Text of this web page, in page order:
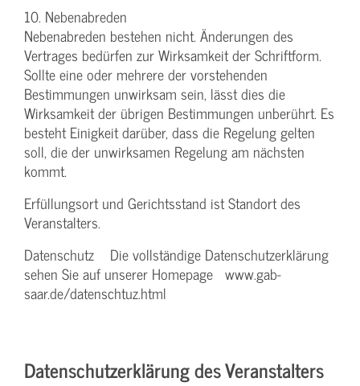
10. Nebenabreden
Nebenabreden bestehen nicht. Änderungen des
Vertrages bedürfen zur Wirksamkeit der Schriftform.
Sollte eine oder mehrere der vorstehenden
Bestimmungen unwirksam sein, lässt dies die
Wirksamkeit der übrigen Bestimmungen unberührt. Es
besteht Einigkeit darüber, dass die Regelung gelten
soll, die der unwirksamen Regelung am nächsten
kommt.
Erfüllungsort und Gerichtsstand ist Standort des
Veranstalters.
Datenschutz Die vollständige Datenschutzerklärung
sehen Sie auf unserer Homepage www.gab-
saar.de/datenschtuz.html
Datenschutzerklärung des Veranstalters